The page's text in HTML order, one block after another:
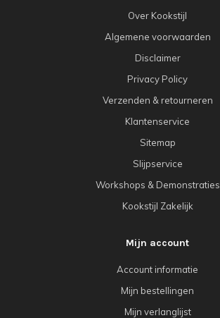
Over Kookstijl
Algemene voorwaarden
Disclaimer
Privacy Policy
Verzenden & retourneren
Klantenservice
Sitemap
Slijpservice
Workshops & Demonstraties
Kookstijl Zakelijk
Mijn account
Account informatie
Mijn bestellingen
Mijn verlanglijst